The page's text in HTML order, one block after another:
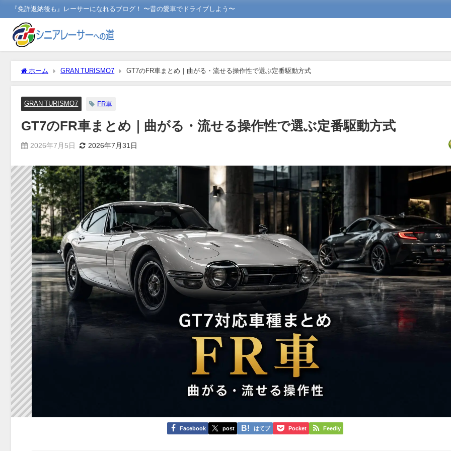
『免許返納後も』レーサーになれるブログ！ 〜昔の愛車でドライブしよう〜
ホーム GRAN TURISMO7 GT7のFR車まとめ｜曲がる・流せる操作性で選ぶ定番駆動方式
GRAN TURISMO7 FR車
GT7のFR車まとめ｜曲がる・流せる操作性で選ぶ定番駆動方式
2026年7月5日 2026年7月31日
Facebook post はてブ Pocket Feedly